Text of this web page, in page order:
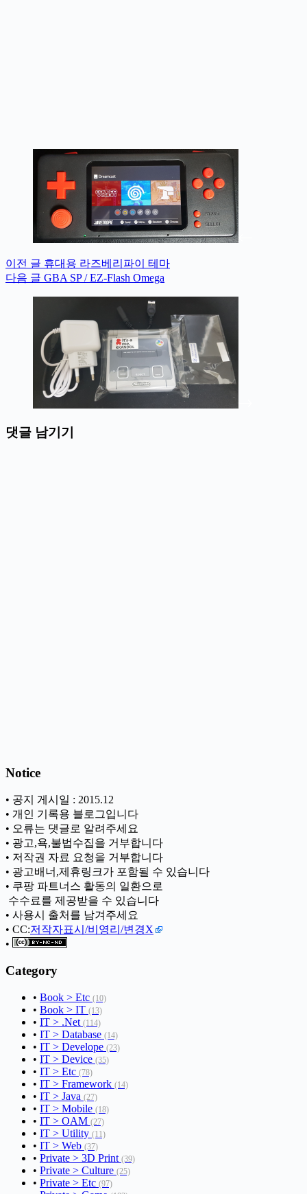
이전 글 휴대용 라즈베리파이 테마
다음 글 GBA SP / EZ-Flash Omega
댓글 남기기
Notice
• 공지 게시일 : 2015.12
• 개인 기록용 블로그입니다
• 오류는 댓글로 알려주세요
• 광고,욕,불법수집을 거부합니다
• 저작권 자료 요청을 거부합니다
• 광고배너,제휴링크가 포함될 수 있습니다
• 쿠팡 파트너스 활동의 일환으로
ㅤ 수수료를 제공받을 수 있습니다
• 사용시 출처를 남겨주세요
• CC:저작자표시/비영리/변경X
•
Category
• Book > Etc (10)
• Book > IT (13)
• IT > .Net (114)
• IT > Database (14)
• IT > Develope (23)
• IT > Device (35)
• IT > Etc (78)
• IT > Framework (14)
• IT > Java (27)
• IT > Mobile (18)
• IT > OAM (27)
• IT > Utility (11)
• IT > Web (37)
• Private > 3D Print (39)
• Private > Culture (25)
• Private > Etc (97)